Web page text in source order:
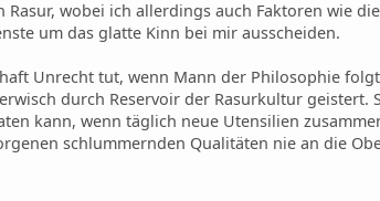
wobei ich allerdings auch Faktoren wie
um das glatte Kinn bei mir ausscheiden.
Unrecht tut, wenn Mann der Philosophie
durch Reservoir der Rasurkultur
kann, wenn täglich neue Utensilien
schlummernden Qualitäten nie an die